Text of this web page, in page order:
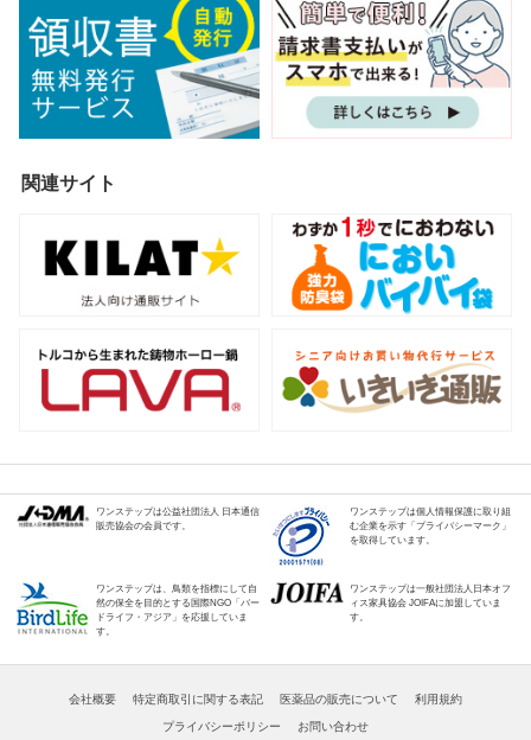
関連サイト
ワンステップは公益社団法人 日本通信
販売協会の会員です。
ワンステップは個人情報保護に取り組
む企業を示す「プライバシーマーク」
を取得しています。
ワンステップは、鳥類を指標にして自
然の保全を目的とする国際NGO「バー
ドライフ・アジア」を応援していま
す。
ワンステップは一般社団法人日本オフ
ィス家具協会 JOIFAに加盟していま
す。
会社概要 特定商取引に関する表記 医薬品の販売について 利用規約
プライバシーポリシー お問い合わせ